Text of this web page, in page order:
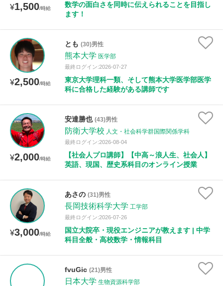
¥1,500/時給
数学の面白さを同時に伝えられることを目指し
ます！
¥2,500/時給
とも (30)男性
熊本大学 医学部
最終ログイン:2026-07-27
東京大学理科一類、そして熊本大学医学部医学
科に合格した経験がある講師です
¥2,000/時給
安達勝也 (43)男性
防衛大学校 人文・社会科学群国際関係学科
最終ログイン:2026-08-04
【社会人プロ講師】【中高～浪人生、社会人】
英語、現国、歴史系科目のオンライン授業
¥3,000/時給
あさの (31)男性
長岡技術科学大学 工学部
最終ログイン:2026-07-26
国立大院卒・現役エンジニアが教えます | 中学
科目全般・高校数学・情報科目
fvuGic (21)男性
日本大学 生物資源科学部